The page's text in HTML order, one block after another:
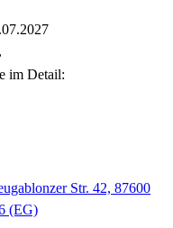
im Detail:
Str. 42, 87600
(EG)